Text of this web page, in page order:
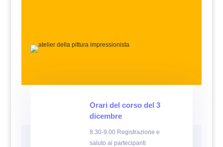
Orari del corso del 3
dicembre
8.30-9.00 Registrazione e
saluto ai partecipanti